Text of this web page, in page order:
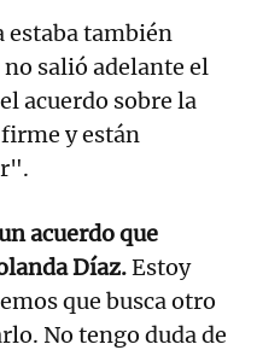
estaba también
salió adelante el
acuerdo sobre la
y están
acuerdo que
Díaz.Estoy
que busca otro
No tengo duda de